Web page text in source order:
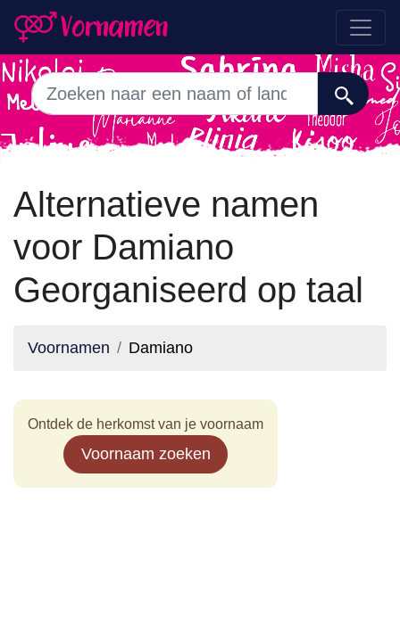
Alternatieve namen
voor Damiano
Georganiseerd op taal
Voornamen Damiano
Ontdek de herkomst van je voornaam
Voornaam zoeken